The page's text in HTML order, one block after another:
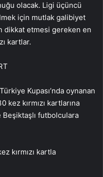
olacak. Ligi üçüncü
için mutlak galibiyet
dikkat etmesi gereken en
kartlar.
Kupası’nda oynanan
kırmızı kartlarına
Beşiktaşlı futbolculara
kırmızı kartla